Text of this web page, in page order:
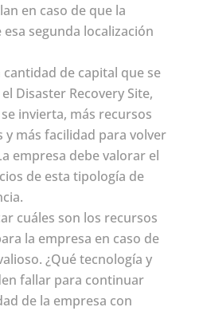
en caso de que la
segunda localización
cantidad de capital que se
Disaster Recovery Site,
invierta, más recursos
y más facilidad para volver
empresa debe valorar el
de esta tipología de
cuáles son los recursos
la empresa en caso de
¿Qué tecnología y
fallar para continuar
de la empresa con